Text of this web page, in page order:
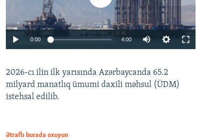
Auto 240p 360p 480p
0:00 4:00
360p
480p
2026-cı ilin ilk yarısında Azərbaycanda 65.2
milyard manatlıq ümumi daxili məhsul (ÜDM)
istehsal edilib.
Ətraflı burada oxuyun